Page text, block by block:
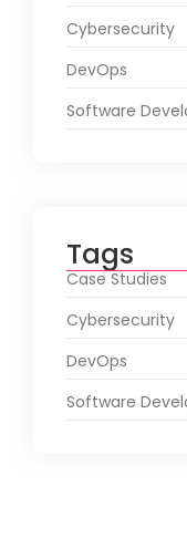
Cybersecurity
DevOps
Software
Tags
Case Studies
Cybersecurity
DevOps
Software